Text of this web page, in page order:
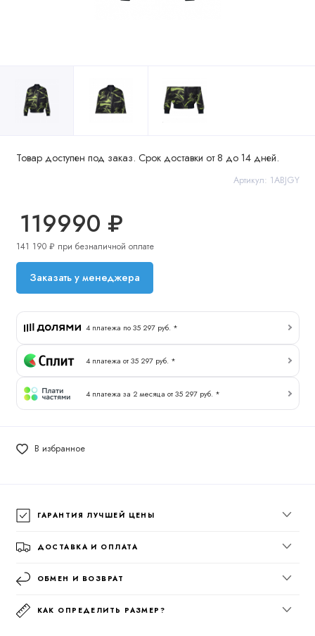
Товар доступен под заказ. Срок доставки от 8 до 14 дней.
Артикул: 1ABJGY
119990 ₽
141 190 ₽ при безналичной оплате
Заказать у менеджера
4 платежа по 35 297 руб. *
4 платежа от 35 297 руб. *
4 платежа за 2 месяца от 35 297 руб. *
В избранное
ГАРАНТИЯ ЛУЧШЕЙ ЦЕНЫ
ДОСТАВКА И ОПЛАТА
ОБМЕН И ВОЗВРАТ
КАК ОПРЕДЕЛИТЬ РАЗМЕР?